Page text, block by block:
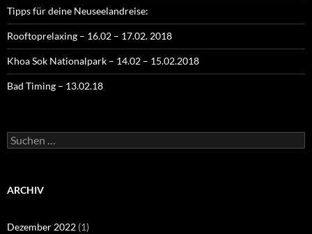
Tipps für deine Neuseelandreise:
Rooftoprelaxing – 16.02 – 17.02. 2018
Khoa Sok Nationalpark – 14.02 – 15.02.2018
Bad Timing – 13.02.18
Suchen
nach:
ARCHIV
Dezember 2022 (1)